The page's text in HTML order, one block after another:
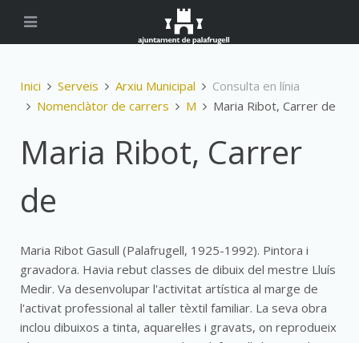
Inici Serveis Arxiu Municipal
Consulta en línia
Nomenclàtor de carrers
M Maria Ribot, Carrer de
Maria Ribot, Carrer
de
Maria Ribot Gasull (Palafrugell, 1925-1992). Pintora i
gravadora. Havia rebut classes de dibuix del mestre Lluís
Medir. Va desenvolupar l'activitat artística al marge de
l'activat professional al taller tèxtil familiar. La seva obra
inclou dibuixos a tinta, aquarel·les i gravats, on reprodueix